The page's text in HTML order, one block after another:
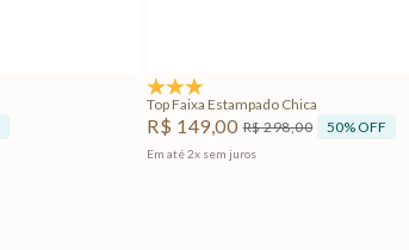
Top Faixa Estampado Chica
R$ 149,00 R$298,00 50% OFF
Em até2x sem juros